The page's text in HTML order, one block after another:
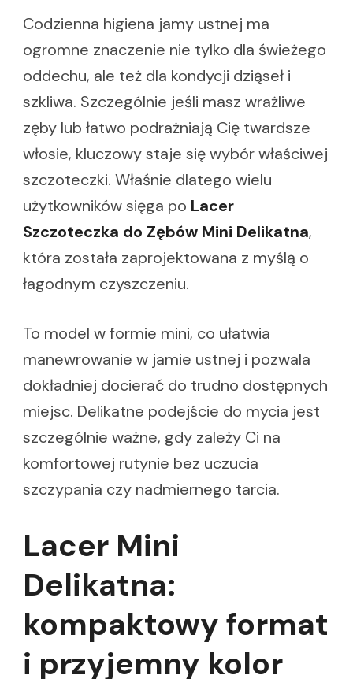
Codzienna higiena jamy ustnej ma
ogromne znaczenie nie tylko dla świeżego
oddechu, ale też dla kondycji dziąseł i
szkliwa. Szczególnie jeśli masz wrażliwe
zęby lub łatwo podrażniają Cię twardsze
włosie, kluczowy staje się wybór właściwej
szczoteczki. Właśnie dlatego wielu
użytkowników sięga po Lacer
Szczoteczka do Zębów Mini Delikatna,
która została zaprojektowana z myślą o
łagodnym czyszczeniu.
To model w formie mini, co ułatwia
manewrowanie w jamie ustnej i pozwala
dokładniej docierać do trudno dostępnych
miejsc. Delikatne podejście do mycia jest
szczególnie ważne, gdy zależy Ci na
komfortowej rutynie bez uczucia
szczypania czy nadmiernego tarcia.
Lacer Mini
Delikatna:
kompaktowy format
i przyjemny kolor